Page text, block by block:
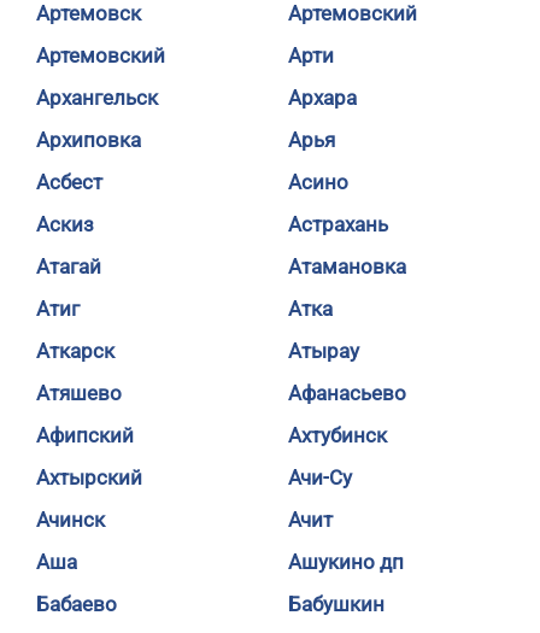
Артемовск
Артемовский
Артемовский
Арти
Архангельск
Архара
Архиповка
Арья
Асбест
Асино
Аскиз
Астрахань
Атагай
Атамановка
Атиг
Атка
Аткарск
Атырау
Атяшево
Афанасьево
Афипский
Ахтубинск
Ахтырский
Ачи-Су
Ачинск
Ачит
Аша
Ашукино дп
Бабаево
Бабушкин